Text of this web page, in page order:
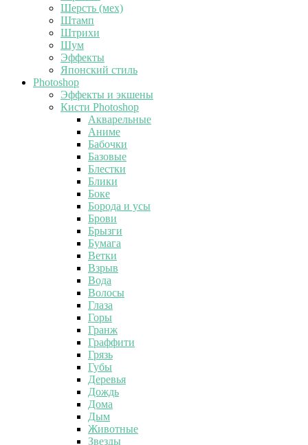
Шерсть (мех)
Штамп
Штрихи
Шум
Эффекты
Японский стиль
Photoshop
Эффекты и экшены
Кисти Photoshop
Акварельные
Аниме
Бабочки
Базовые
Блестки
Блики
Боке
Борода и усы
Брови
Брызги
Бумага
Ветки
Взрыв
Вода
Волосы
Глаза
Горы
Гранж
Граффити
Грязь
Губы
Деревья
Дождь
Дома
Дым
Животные
Звезды